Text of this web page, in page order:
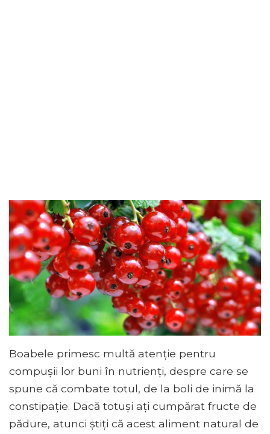
Boabele primesc multă atenție pentru
compușii lor buni în nutrienți, despre care se
spune că combate totul, de la boli de inimă la
constipație. Dacă totuși ați cumpărat fructe de
pădure, atunci știți că acest aliment natural de